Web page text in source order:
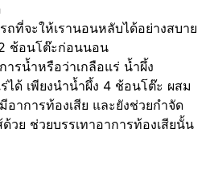
ถที่จะให้เรานอนหลับได้อย่างสบาย
ช้อนโต๊ะก่อนนอน
ารน้ำหรือว่าเกลือแร่ น้ำผึ้ง
ได้ เพียงนำน้ำผึ้ง 4 ช้อนโต๊ะ ผสม
าการท้องเสีย และยังช่วยกำจัด
วย ช่วยบรรเทาอาการท้องเสียนั้น